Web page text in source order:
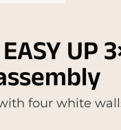
UP
four white